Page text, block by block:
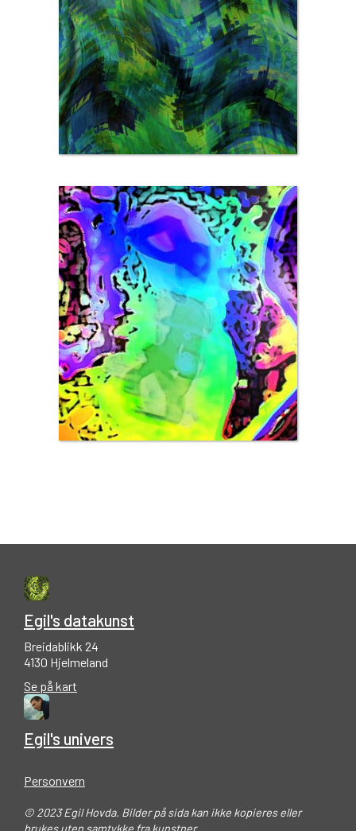
Egil's datakunst
Breidablikk 24
4130 Hjelmeland
Se på kart
Egil's univers
Personvern
© 2023 Egil Hovda. Bilder på sida kan ikke kopieres eller
brukes uten samtykke fra kunstner.